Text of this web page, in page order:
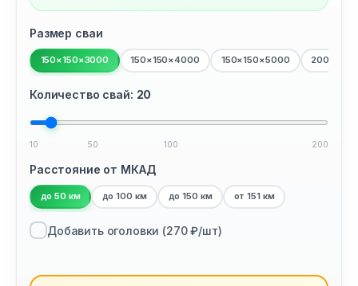
Размер сваи
150×150×3000 150×150×4000 150×150×5000
Количество свай: 20
10 50 100 200
Расстояние от МКАД
до 50 км до 100 км до 150 км от 151 км
Добавить оголовки (270₽/шт)